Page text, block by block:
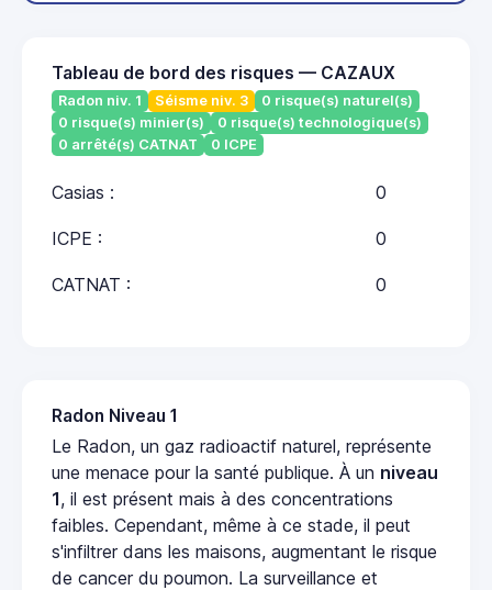
Tableau de bord des risques — CAZAUX
Radon niv. 1 Séisme niv. 3
0 risque(s) naturel(s)
0 risque(s) minier(s)
0 risque(s) technologique(s)
0 arrêté(s) CATNAT
0 ICPE
Casias : 0
ICPE : 0
CATNAT : 0
Radon Niveau 1
Le Radon, un gaz radioactif naturel, représente
une menace pour la santé publique. À un niveau
1, il est présent mais à des concentrations
faibles. Cependant, même à ce stade, il peut
s'infiltrer dans les maisons, augmentant le risque
de cancer du poumon. La surveillance et